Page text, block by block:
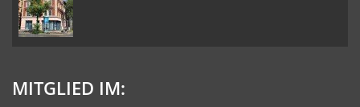
MITGLIED IM: